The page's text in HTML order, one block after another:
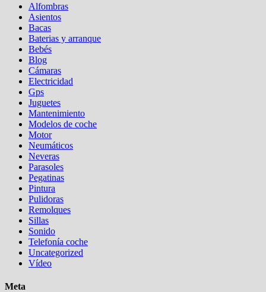
Alfombras
Asientos
Bacas
Baterias y arranque
Bebés
Blog
Cámaras
Electricidad
Gps
Juguetes
Mantenimiento
Modelos de coche
Motor
Neumáticos
Neveras
Parasoles
Pegatinas
Pintura
Pulidoras
Remolques
Sillas
Sonido
Telefonía coche
Uncategorized
Vídeo
Meta